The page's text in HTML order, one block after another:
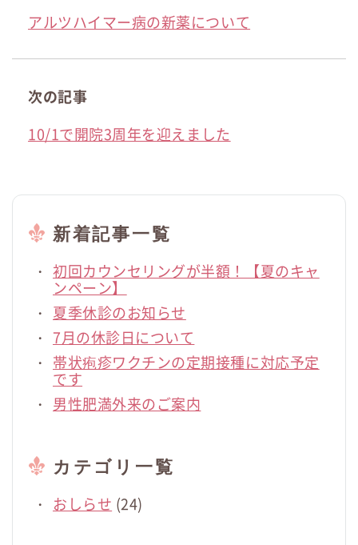
アルツハイマー病の新薬について
次の記事
10/1で開院3周年を迎えました
新着記事一覧
初回カウンセリングが半額！【夏のキャ
ンペーン】
夏季休診のお知らせ
7月の休診日について
帯状疱疹ワクチンの定期接種に対応予定
です
男性肥満外来のご案内
カテゴリ一覧
おしらせ (24)